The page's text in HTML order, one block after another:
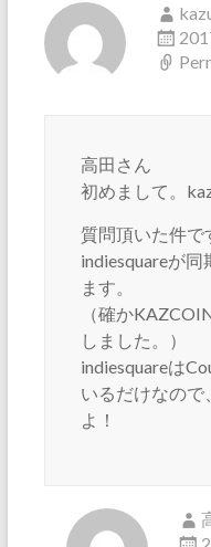
高田さん
初めまして。
質問頂いた件で
indiesquareが
ます。
（確か
しました。）
indiesquareは
いるだけなので
よ！